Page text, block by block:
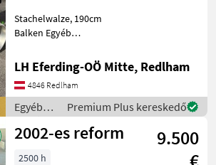
Stachelwalze, 190cm
Balken Egyéb
Kéttengelyes kaszálógép
LH Eferding-OÖ Mitte, Redlham
4846 Redlham
Egyéb
mezőgazdasági
erőgépek
Premium Plus kereskedő
2002-es reform
9.500
2500 h